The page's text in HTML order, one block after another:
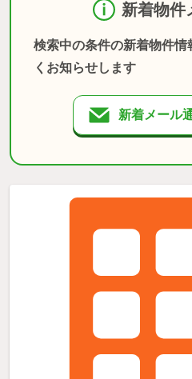
新着物件
検索中の条件の新着物件情
くお知らせします
新着メール